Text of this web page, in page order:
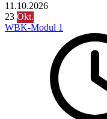
11.10.2026
23 Okt.
WBK-Modul 1